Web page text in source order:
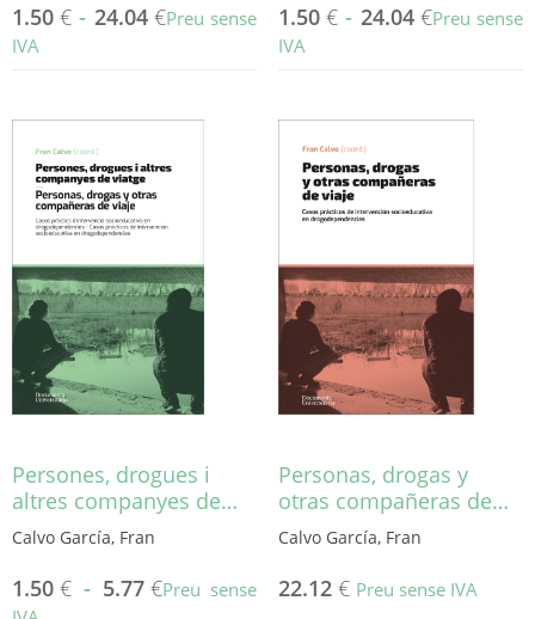
1.50 € - 24.04 €Preu sense
IVA
diverses
variants.
Les
opcions
es
poden
triar
la
pàgina
del
1.50 €- 24.04 €Preu sense
IVA
diverses
variants.
Les
es
poden
triar
la
pàgina
del
Persones, drogues i
altres companyes de…
Calvo García, Fran
1.50 € - 5.77 €Preu sense
Personas, drogas y
otras compañeras de…
Calvo García, Fran
22.12 € Preu sense IVA